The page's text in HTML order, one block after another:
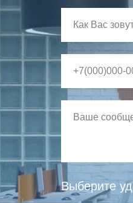
Выберите